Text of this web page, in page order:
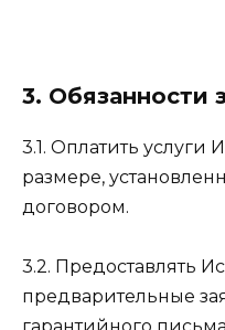
3. Обязанности
3.1. Оплатить услуги
размере,
договором.
3.2. Предоставлять
предварительные